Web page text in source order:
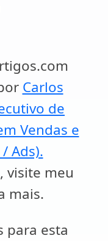
Carlos
de
Vendas e
Ads).
visite meu
mais.
para esta